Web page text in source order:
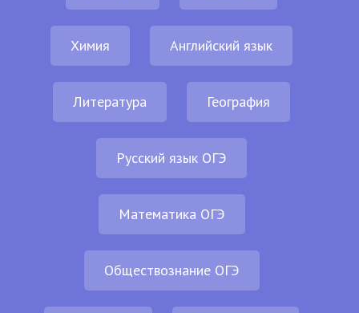
Химия Английский язык
Литература География
Русский язык ОГЭ
Математика ОГЭ
Обществознание ОГЭ